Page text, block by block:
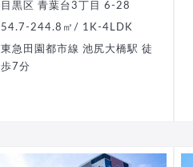
目黒区 青葉台3丁目 6-28
54.7-244.8㎡/ 1K-4LDK
東急田園都市線 池尻大橋駅 徒
歩7分